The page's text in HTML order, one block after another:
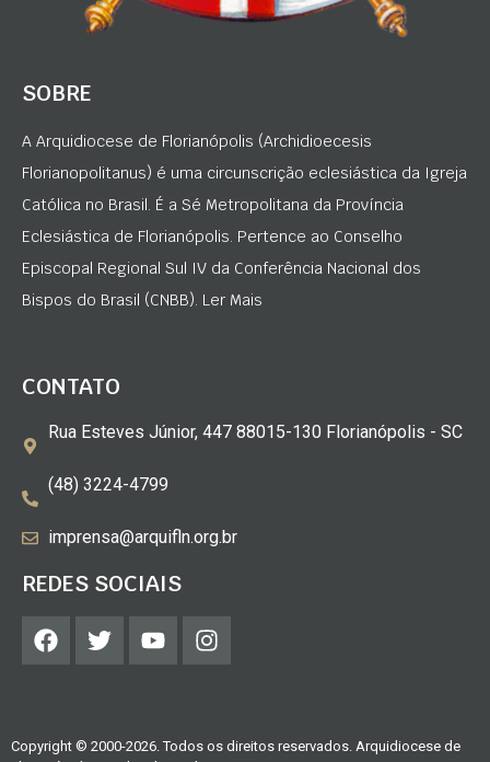
SOBRE
A Arquidiocese de Florianópolis (Archidioecesis
Florianopolitanus) é uma circunscrição eclesiástica da Igreja
Católica no Brasil. É a Sé Metropolitana da Província
Eclesiástica de Florianópolis. Pertence ao Conselho
Episcopal Regional Sul IV da Conferência Nacional dos
Bispos do Brasil (CNBB). Ler Mais
CONTATO
Rua Esteves Júnior, 447 88015-130 Florianópolis - SC
(48) 3224-4799
imprensa@arquifln.org.br
REDES SOCIAIS
Copyright © 2000-2026. Todos os direitos reservados. Arquidiocese de